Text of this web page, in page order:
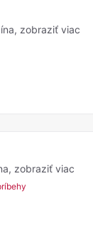
zobraziť viac
zobraziť viac